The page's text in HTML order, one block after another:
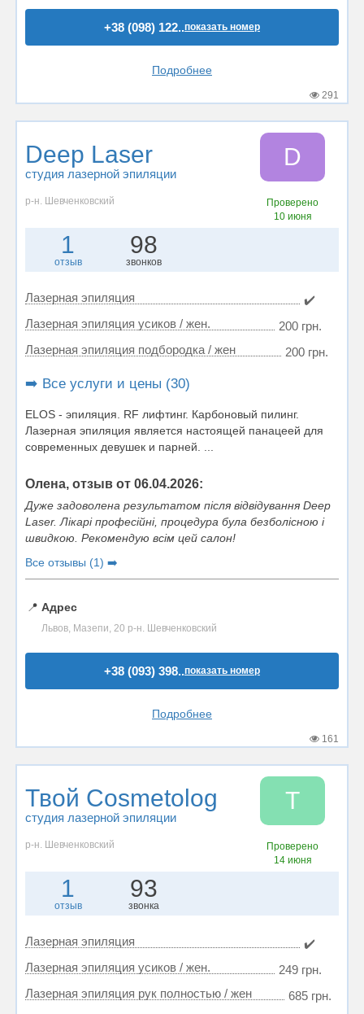
+38 (098) 122..показать номер
Подробнее
291
Deep Laser
студия лазерной эпиляции
D
р-н. Шевченковский
Проверено
10 июня
1
отзыв
98
звонков
Лазерная эпиляция
✔️
Лазерная эпиляция усиков / жен.
200 грн.
Лазерная эпиляция подбородка / жен
200 грн.
➡️ Все услуги и цены (30)
ELOS - эпиляция. RF лифтинг. Карбоновый пилинг.
Лазерная эпиляция является настоящей панацеей для
современных девушек и парней. ...
Олена, отзыв от 06.04.2026:
Дуже задоволена результатом після відвідування Deep
Laser. Лікарі професійні, процедура була безболісною і
швидкою. Рекомендую всім цей салон!
Все отзывы (1) ➡️
📍 Адрес
Львов, Мазепи, 20 р-н. Шевченковский
+38 (093) 398..показать номер
Подробнее
161
Твой Cosmetolog
студия лазерной эпиляции
Т
р-н. Шевченковский
Проверено
14 июня
1
отзыв
93
звонка
Лазерная эпиляция
✔️
Лазерная эпиляция усиков / жен.
249 грн.
Лазерная эпиляция рук полностью / жен
685 грн.